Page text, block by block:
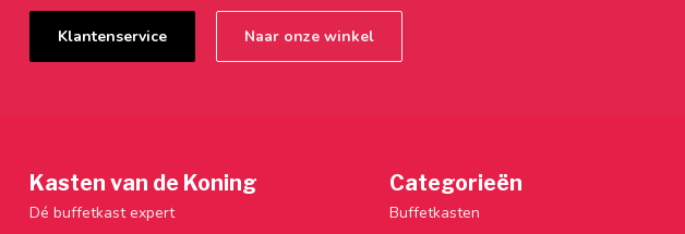
Klantenservice Naar onze winkel
Kasten van de Koning
Dé buffetkast expert
Categorieën
Buffetkasten